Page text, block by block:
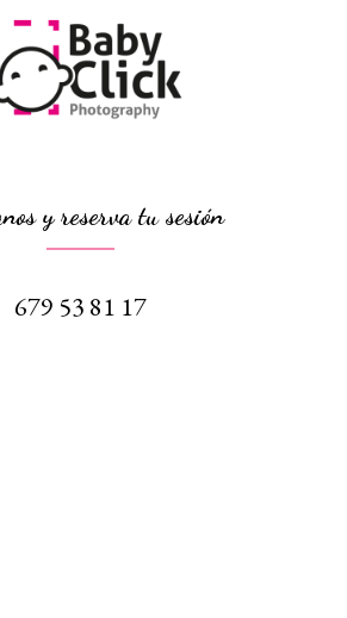
y reserva tu sesión
679 53 81 17